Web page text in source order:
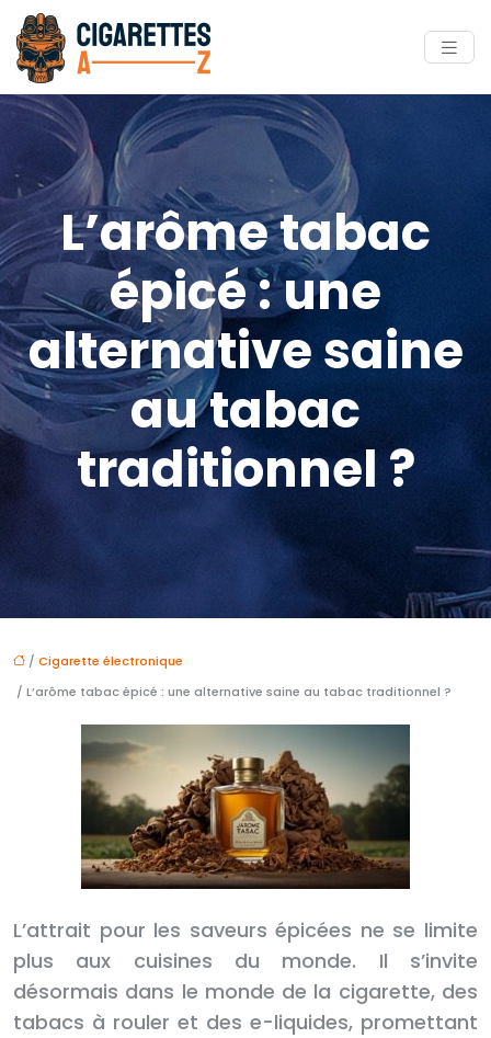
L’arôme tabac
épicé : une
alternative saine
au tabac
traditionnel ?
/ Cigarette électronique
/ L’arôme tabac épicé : une alternative saine au tabac traditionnel ?
L’attrait pour les saveurs épicées ne se limite
plus aux cuisines du monde. Il s’invite
désormais dans le monde de la cigarette, des
tabacs à rouler et des e-liquides, promettant